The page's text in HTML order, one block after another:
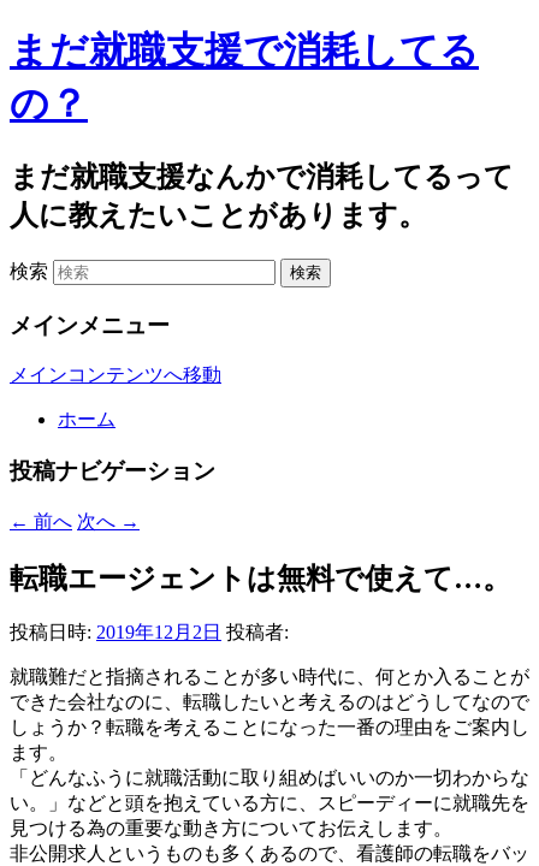
まだ就職支援で消耗してる
の？
まだ就職支援なんかで消耗してるって
人に教えたいことがあります。
検索
メインメニュー
メインコンテンツへ移動
ホーム
投稿ナビゲーション
← 前へ 次へ →
転職エージェントは無料で使えて…。
投稿日時: 2019年12月2日 投稿者:
就職難だと指摘されることが多い時代に、何とか入ることが
できた会社なのに、転職したいと考えるのはどうしてなので
しょうか？転職を考えることになった一番の理由をご案内し
ます。
「どんなふうに就職活動に取り組めばいいのか一切わからな
い。」などと頭を抱えている方に、スピーディーに就職先を
見つける為の重要な動き方についてお伝えします。
非公開求人というものも多くあるので、看護師の転職をバッ